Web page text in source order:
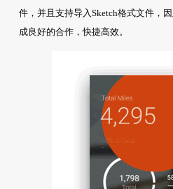
件，并且支持导入Sketch格式文件，
成良好的合作，快捷高效。